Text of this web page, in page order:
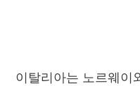
이탈리아는 노르웨이